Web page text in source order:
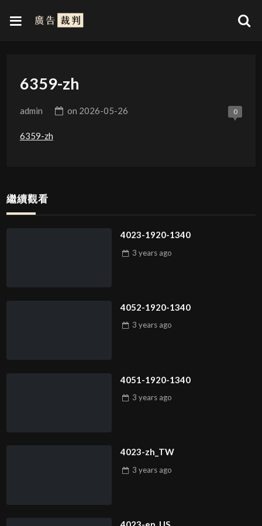
6359-zh
admin on 2026-05-26 0
6359-zh
繼續觀看
4023-1920-1340
3 years ago
4052-1920-1340
3 years ago
4051-1920-1340
3 years ago
4023-zh_TW
3 years ago